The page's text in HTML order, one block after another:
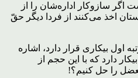
اگر سازوکار اداره‌شان را از
اخذ می‌کنند از فردا دیگر حقّ
اول بیکاری قرار دارد، اشاره
دارد که با این حجم از
را حل کنیم؟!